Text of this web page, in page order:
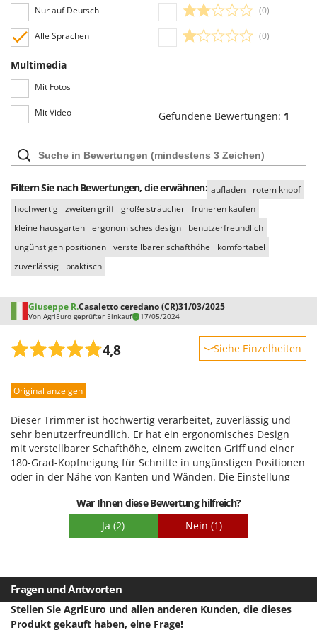
Tornado
Tre Spade
Trotec
Troy-Bilt
U
Unger
V
Verdemax
Vesco
W
Waldner
Weber
WIDU
Wiper EcoRobot
Wortex
Y Yard Force
Z
Zephir
Zomax
positiven oder negativen Bewertungen.
Nur auf Deutsch
Alle Sprachen
Multimedia
Mit Fotos
Mit Video
(0)
(0)
Gefundene Bewertungen: 1
Filtern Sie nach Bewertungen, die erwähnen: aufladen
rotem knopf
hochwertig zweiten griff große sträucher früheren käufen
kleine hausgärten ergonomisches design
benutzerfreundlich
ungünstigen positionen verstellbarer schafthöhe
komfortabel
zuverlässig
praktisch
Giuseppe R.Casaletto ceredano (CR)31/03/2025
Von AgriEuro geprüfter Einkauf 17/05/2024
4,8 Siehe Einzelheiten
Leistung
Qualität / Preis
Schwierigkeitsgrad Zusammenbau
Verpackung
Original anzeigen
Dieser Trimmer ist hochwertig verarbeitet, zuverlässig und
sehr benutzerfreundlich. Er hat ein ergonomisches Design
mit verstellbarer Schafthöhe, einem zweiten Griff und einer
180-Grad-Kopfneigung für Schnitte in ungünstigen Positionen
oder in der Nähe von Kanten und Wänden. Die Einstellung
Nicht für große Sträucher geeignet. Empfohlen für kleine
Hausgärten, es sei denn, Sie haben wie ich Ersatzakkus von
früheren Käufen von Bosch-Akkugeräten mit dem Power for
zufrieden.
War Ihnen diese Bewertung hilfreich?
Ja (2) Nein (1)
Fragen und Antworten
Stellen Sie AgriEuro und allen anderen Kunden, die dieses
Produkt gekauft haben, eine Frage!